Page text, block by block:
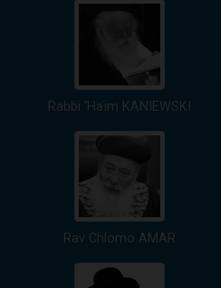
Rabbi 'Haïm KANIEWSKI
Rav Chlomo AMAR